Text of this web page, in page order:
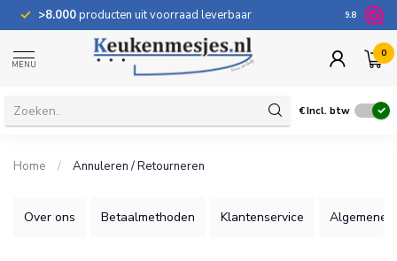
>8.000producten uit voorraad leverbaar 100
9.8
MENU
0
€Incl. btw
Home / Annuleren / Retourneren
Over ons Betaalmethoden Klantenservice Algemene